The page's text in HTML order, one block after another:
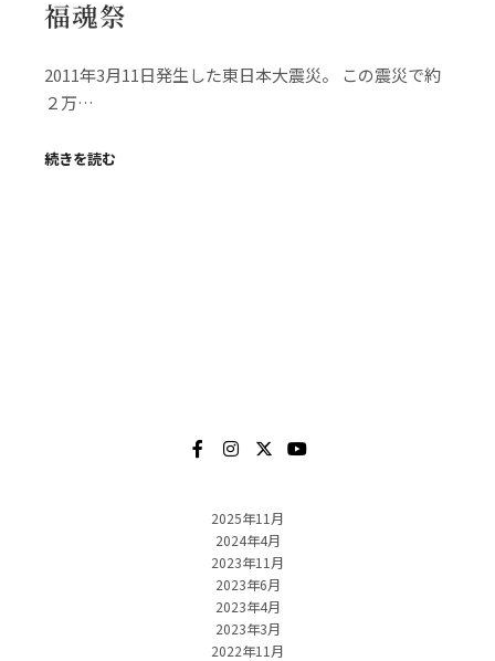
福魂祭
2011年3月11日発生した東日本大震災。 この震災で約
２万…
続きを読む
2025年11月
2024年4月
2023年11月
2023年6月
2023年4月
2023年3月
2022年11月